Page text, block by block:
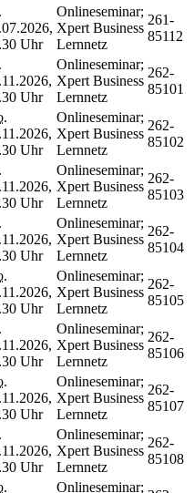
Uhr
Onlineseminar;
Xpert Business
Lernnetz
261-
85112
Uhr
Onlineseminar;
Xpert Business
Lernnetz
262-
85101
Uhr
Onlineseminar;
Xpert Business
Lernnetz
262-
85102
Uhr
Onlineseminar;
Xpert Business
Lernnetz
262-
85103
Uhr
Onlineseminar;
Xpert Business
Lernnetz
262-
85104
Uhr
Onlineseminar;
Xpert Business
Lernnetz
262-
85105
Uhr
Onlineseminar;
Xpert Business
Lernnetz
262-
85106
Uhr
Onlineseminar;
Xpert Business
Lernnetz
262-
85107
Uhr
Onlineseminar;
Xpert Business
Lernnetz
262-
85108
Onlineseminar;